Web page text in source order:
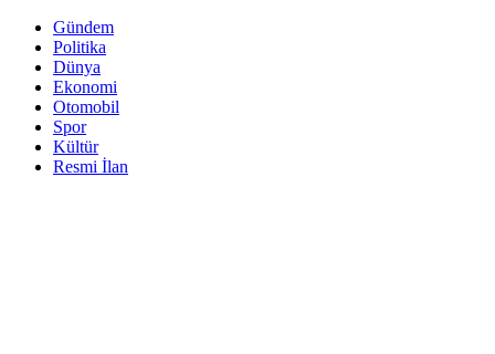
Gündem
Politika
Dünya
Ekonomi
Otomobil
Spor
Kültür
Resmi İlan